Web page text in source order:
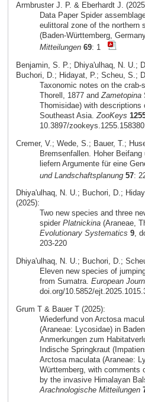
Armbruster J. P. & Eberhardt J.
Data Paper Spider
eulittoral zone of the northern
(Baden-Württemberg,
Mitteilungen 69: 1
Benjamin, S. P.; Dhiya'ulhaq, N. U.;
Buchori, D.; Hidayat, P.; Scheu, S.;
Taxonomic notes on the crab-
Thorell, 1877 and Zametopina
Thomisidae) with
Southeast Asia. ZooKeys
10.3897/
Cremer, V.; Wede, S.; Bauer, T.;
Bremsenfallen. Hoher
liefern Argumente für eine
und Landschaftsplanung 57:
Dhiya'ulhaq, N. U.; Buchori, D.;
(2025):
Two new species and three
spider Platnickina(Araneae,
Evolutionary Systematics 9,
203-220
Dhiya'ulhaq, N. U.; Buchori, D.;
Eleven new species of
from Sumatra. European
doi.org/10.5852/
Grum T & Bauer T (2025):
Wiederfund von Arctosa
(Araneae: Lycosidae) in
Anmerkungen zum
Indische Springkraut
Arctosa maculata (Araneae:
Württemberg, with comments
by the invasive Himalayan
Arachnologische Mitteilungen